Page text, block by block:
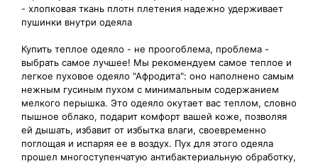
- хлопковая ткань плотн плетения надежно удерживает
пушинки внутри одеяла
Купить теплое одеяло - не проогоблема, проблема -
выбрать самое лучшее! Мы рекомендуем самое теплое и
легкое пуховое одеяло "Афродита": оно наполнено самым
нежным гусиным пухом с минимальным содержанием
мелкого перышка. Это одеяло окутает вас теплом, словно
пышное облако, подарит комфорт вашей коже, позволяя
ей дышать, избавит от избытка влаги, своевременно
поглощая и испаряя ее в воздух. Пух для этого одеяла
прошел многоступенчатую антибактериальную обработку,